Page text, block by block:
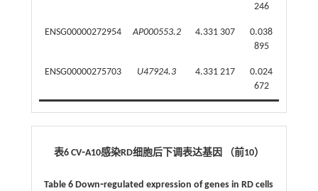
246
ENSG00000272954 AP000553.2 4.331 307
0.038
895
ENSG00000275703 U47924.3 4.331 217
0.024
672
表6 CV⁃A10感染RD细胞后下调表达基因 （前10）
Table 6 Down⁃regulated expression of genes in RD cells